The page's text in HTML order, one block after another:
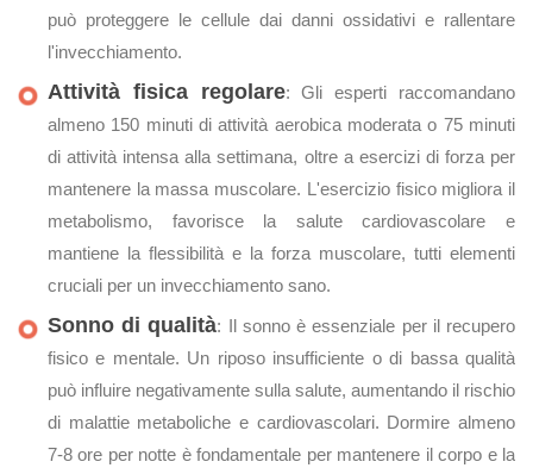
può proteggere le cellule dai danni ossidativi e rallentare
l'invecchiamento.
Attività fisica regolare: Gli esperti raccomandano
almeno 150 minuti di attività aerobica moderata o 75 minuti
di attività intensa alla settimana, oltre a esercizi di forza per
mantenere la massa muscolare. L'esercizio fisico migliora il
metabolismo, favorisce la salute cardiovascolare e
mantiene la flessibilità e la forza muscolare, tutti elementi
cruciali per un invecchiamento sano.
Sonno di qualità: Il sonno è essenziale per il recupero
fisico e mentale. Un riposo insufficiente o di bassa qualità
può influire negativamente sulla salute, aumentando il rischio
di malattie metaboliche e cardiovascolari. Dormire almeno
7-8 ore per notte è fondamentale per mantenere il corpo e la